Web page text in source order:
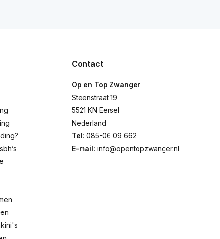
Contact
Op en Top Zwanger
Steenstraat 19
5521 KN Eersel
Nederland
Tel: 085-06 09 662
E-mail: info@opentopzwanger.nl